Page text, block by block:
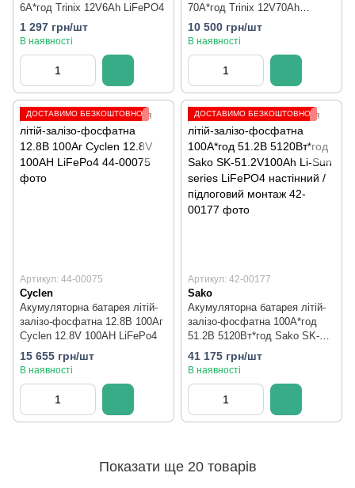
6А*год Trinix 12V6Ah LiFePO4
1 297 грн/шт
В наявності
70А*год Trinix 12V70Ah
LiFePO4
10 500 грн/шт
В наявності
ДОСТАВИМО БЕЗКОШТОВНО
Артикул: 44-00075
Cyclen
Акумуляторна батарея літій-
залізо-фосфатна 12.8В 100Аг
Cyclen 12.8V 100AH LiFePo4
15 655 грн/шт
В наявності
ДОСТАВИМО БЕЗКОШТОВНО
Артикул: 42-00177
Sako
Акумуляторна батарея літій-
залізо-фосфатна 100А*год
51.2В 5120Вт*год Sako SK-
51.2V100Ah Li-Sun series
LiFePO4 настінний /
41 175 грн/шт
В наявності
Показати ще 20 товарів